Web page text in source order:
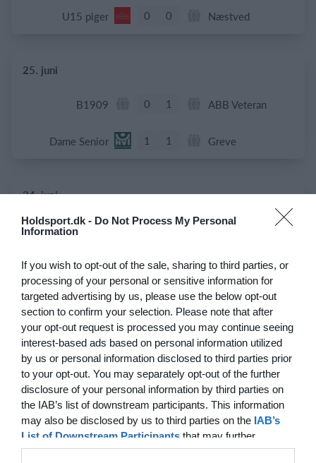
Holdsport.dk - Do Not Process My Personal
Information
If you wish to opt-out of the sale, sharing to third parties, or
processing of your personal or sensitive information for
targeted advertising by us, please use the below opt-out
section to confirm your selection. Please note that after
your opt-out request is processed you may continue seeing
interest-based ads based on personal information utilized
by us or personal information disclosed to third parties prior
to your opt-out. You may separately opt-out of the further
disclosure of your personal information by third parties on
the IAB’s list of downstream participants. This information
may also be disclosed by us to third parties on the IAB’s
List of Downstream Participants that may further
disclose it to other third parties.
U15 piger 0 0 Næstved
25. juni
B1909 0 1 ABB Veteran
Dame Senior 1 1 Greve
24. juni
Stavtrup 1 4 HOG OB50
De grønne bude 4 3 Stokehagen
B82-Fodbold-Fitness-U50 6 0 Modstander
Beierholm - Fodbold 3 0 Modstander
22. juni
FC Internationale (Superveteran) 0 0 Fodboldorkestret